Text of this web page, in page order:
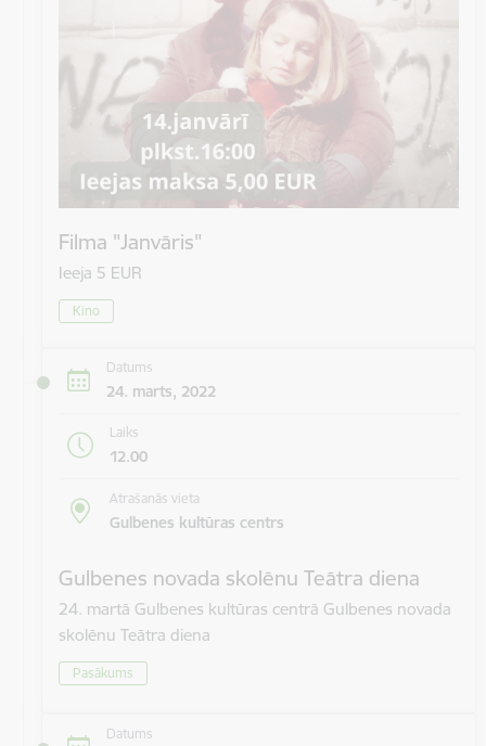
Filma "Janvāris"
Ieeja 5 EUR
Kino
Datums
24. marts, 2022
Laiks
12.00
Atrašanās vieta
Gulbenes kultūras centrs
Gulbenes novada skolēnu Teātra diena
24. martā Gulbenes kultūras centrā Gulbenes novada
skolēnu Teātra diena
Pasākums
Datums